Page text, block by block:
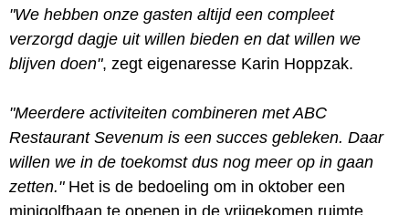
"We hebben onze gasten altijd een compleet
verzorgd dagje uit willen bieden en dat willen we
blijven doen", zegt eigenaresse Karin Hoppzak.
"Meerdere activiteiten combineren met ABC
Restaurant Sevenum is een succes gebleken. Daar
willen we in de toekomst dus nog meer op in gaan
zetten."Het is de bedoeling om in oktober een
minigolfbaan te openen in de vrijgekomen ruimte.